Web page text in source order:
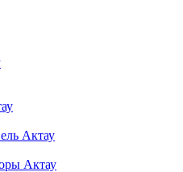
Актау
Актау